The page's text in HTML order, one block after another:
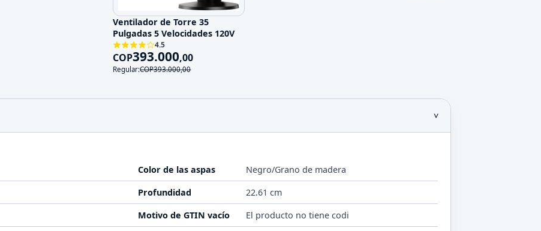
Ventilador de Torre 35
Pulgadas 5 Velocidades 120V
4.5
COP393.000,00
Regular:COP393.000,00
Color de las aspas
Negro/Grano de madera
Profundidad
22.61 cm
Motivo de GTIN vacío
El producto no tiene codi